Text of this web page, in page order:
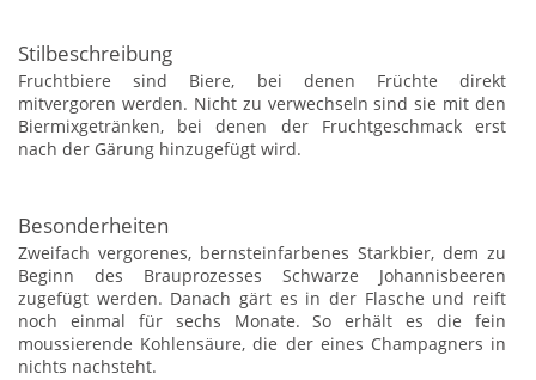
Stilbeschreibung
Fruchtbiere sind Biere, bei denen Früchte direkt
mitvergoren werden. Nicht zu verwechseln sind sie mit den
Biermixgetränken, bei denen der Fruchtgeschmack erst
nach der Gärung hinzugefügt wird.
Besonderheiten
Zweifach vergorenes, bernsteinfarbenes Starkbier, dem zu
Beginn des Brauprozesses Schwarze Johannisbeeren
zugefügt werden. Danach gärt es in der Flasche und reift
noch einmal für sechs Monate. So erhält es die fein
moussierende Kohlensäure, die der eines Champagners in
nichts nachsteht.